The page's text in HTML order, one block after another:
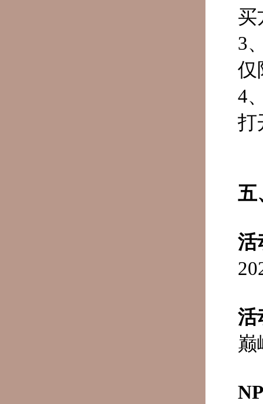
买
3
仅
4
打
五
活
活
巅